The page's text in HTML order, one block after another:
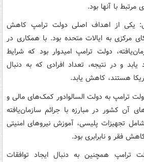
با آنها بود.
یکی از اهداف اصلی دولت ترامپ کاهش
مرکزی به ایالات متحده بود. با همکاری در
دولت ترامپ امیدوار بود که شرایط
یابد و در نتیجه، تعداد افرادی که به دنبال
هستند، کاهش یابد.
ترامپ به دولت السالوادور کمک‌های مالی و
آن کشور در مبارزه با جرائم سازمان‌یافته
تجهیزات پلیسی، آموزش نیروهای امنیتی
فقر و نابرابری بود.
ترامپ همچنین به دنبال ایجاد توافقات